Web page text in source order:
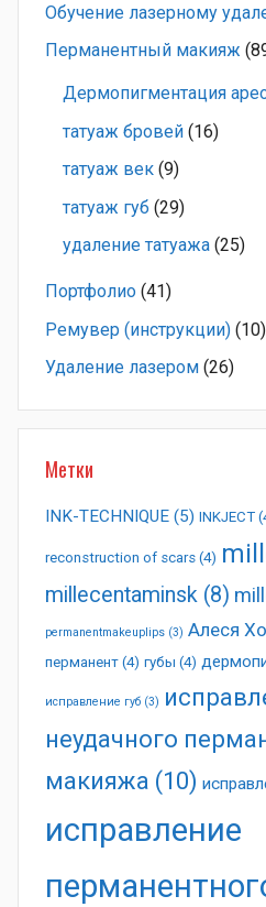
Обучение лазерному
Перманентный макияж
Дермопигментация
татуаж бровей (16)
татуаж век (9)
татуаж губ (29)
удаление татуажа (25)
Портфолио (41)
Ремувер (инструкции) (10)
Удаление лазером (26)
Метки
INK-TECHNIQUE (5) INKJECT
reconstruction of scars (4)
millecentaminsk (8)
permanentmakeuplips (3) Алеся
перманент (4) губы (4)
исправление губ (3)
неудачного
макияжа (10)
исправление